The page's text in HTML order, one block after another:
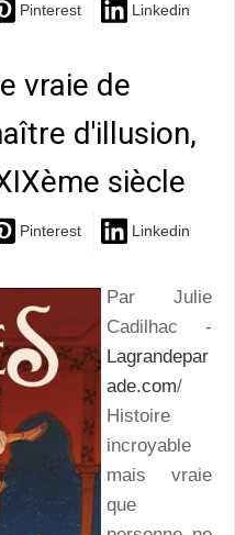
Pinterest Linkedin
vraie de
d'illusion,
siècle
Pinterest Linkedin
Par Julie
Cadilhac -
Lagrandepar
ade.com/
Histoire
incroyable
mais vraie
que